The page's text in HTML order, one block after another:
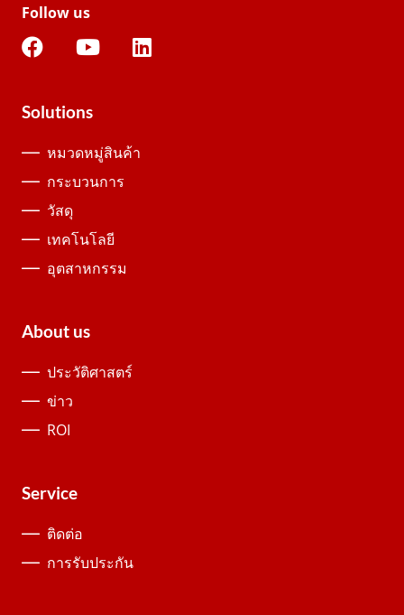
Follow us
Solutions
หมวดหมู่สินค้า
กระบวนการ
วัสดุ
เทคโนโลยี
อุตสาหกรรม
About us
ประวัติศาสตร์
ข่าว
ROI
Service
ติดต่อ
การรับประกัน